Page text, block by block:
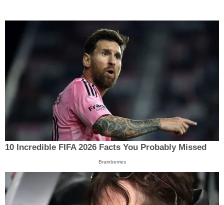
10 Incredible FIFA 2026 Facts You Probably Missed
Brainberries